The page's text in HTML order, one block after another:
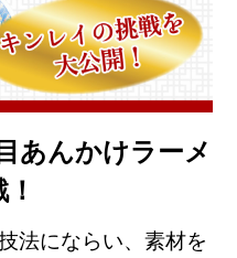
あんかけラーメ
法にならい、素材を